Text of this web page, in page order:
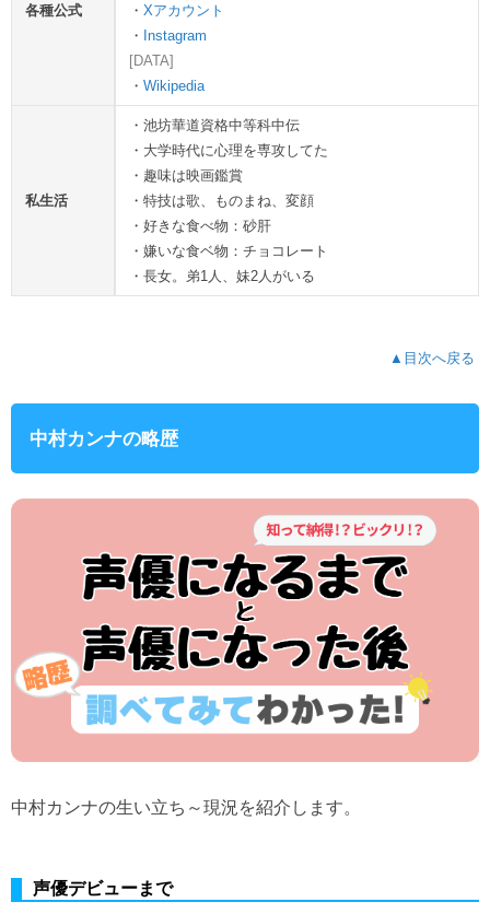
各種公式
・ Xアカウント
・ Instagram
[DATA]
・ Wikipedia
私生活
・池坊華道資格中等科中伝
・大学時代に心理を専攻してた
・趣味は映画鑑賞
・特技は歌、ものまね、変顔
・好きな食べ物：砂肝
・嫌いな食ベ物：チョコレート
・長女。弟1人、妹2人がいる
▲目次へ戻る
中村カンナの略歴
中村カンナの生い立ち～現況を紹介します。
声優デビューまで